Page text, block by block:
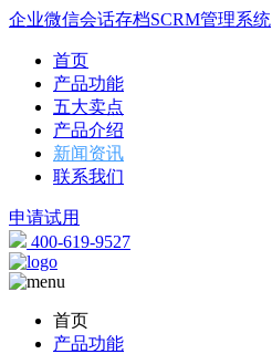
企业微信会话存档SCRM管理系统
首页
产品功能
五大卖点
产品介绍
新闻资讯
联系我们
申请试用
400-619-9527
首页
产品功能